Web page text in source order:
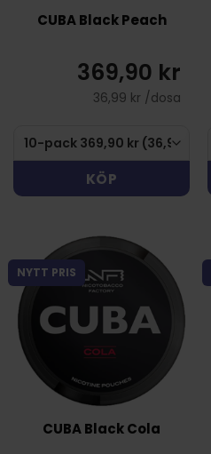
CUBA Black Peach
369,90 kr
36,99 kr /dosa
KÖP
NYTT PRIS
CUBA Black Cola